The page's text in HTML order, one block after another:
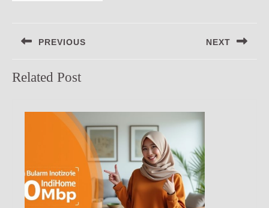
pos
PREVIOUS
post:
NEXT
Related Post